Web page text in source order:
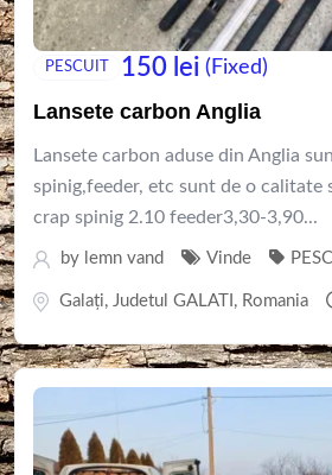
PESCUIT 150 lei (Fixed)
Lansete carbon Anglia
Lansete carbon aduse din Anglia
spinig,feeder, etc sunt de o calitate
crap spinig 2.10 feeder3,30-3,90...
by lemn vand Vinde
Galaţi, Judetul GALATI , Romania